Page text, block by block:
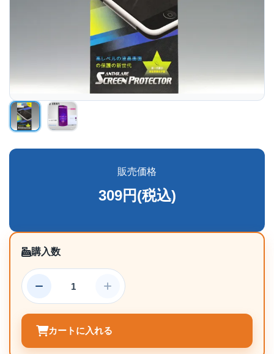
販売価格
309円(税込)
購入数
カートに入れる